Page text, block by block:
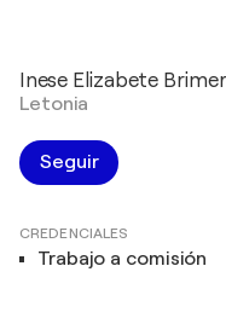
Inese Elizabete
Letonia
Seguir
CREDENCIALES
Trabajo a comisión